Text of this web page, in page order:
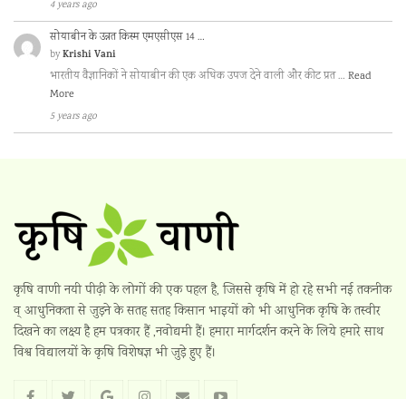
4 years ago
सोयाबीन के उन्नत किस्म एमएसीएस 14 …
byKrishi Vani
भारतीय वैज्ञानिकों ने सोयाबीन की एक अधिक उपज देने वाली और कीट प्रत … Read
More
5 years ago
कृषि वाणी नयी पीढ़ी के लोगों की एक पहल है, जिससे कृषि में हो रहे सभी नई तकनीक
व् आधुनिकता से जुड़ने के सतह सतह किसान भाइयों को भी आधुनिक कृषि के तस्वीर
दिखने का लक्ष्य है हम पत्रकार हैं ,नवोद्यमी हैं। हमारा मार्गदर्शन करने के लिये हमारे साथ
विश्व विद्यालयों के कृषि विशेषज्ञ भी जुड़े हुए हैं।